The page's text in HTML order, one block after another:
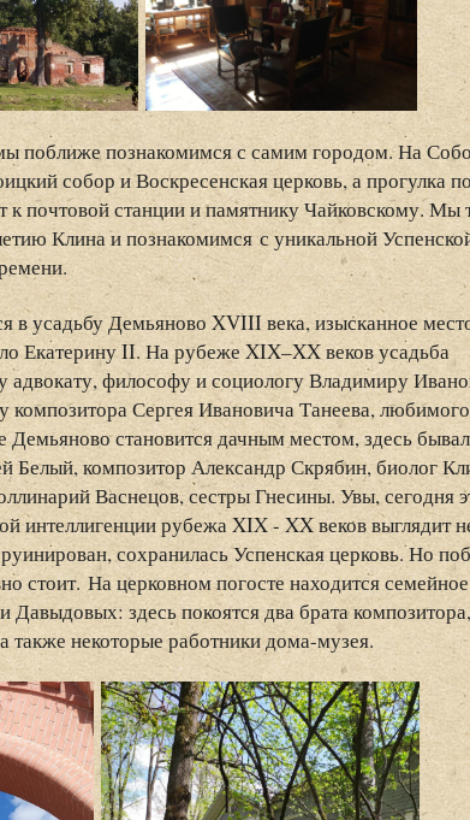
поближе познакомимся с самим городом. На
собор и Воскресенская церковь, а прогулка по
к почтовой станции и памятнику Чайковскому. Мы
Клина и познакомимся с уникальной
в усадьбу Демьяново XVIII века, изысканное
Екатерину II. На рубеже XIX–XX веков усадьба
адвокату, философу и социологу Владимиру
Сергея Ивановича Танеева,
Демьяново становится дачным местом, здесь
Белый, композитор Александр Скрябин, биолог
Васнецов, сестры Гнесины. Увы, сегодня
интеллигенции рубежа XIX - XX веков выглядит
сохранилась Успенская церковь. Но
стоит. На церковном погосте находится семейное
Давыдовых: здесь покоятся два брата
также некоторые работники дома-музея.